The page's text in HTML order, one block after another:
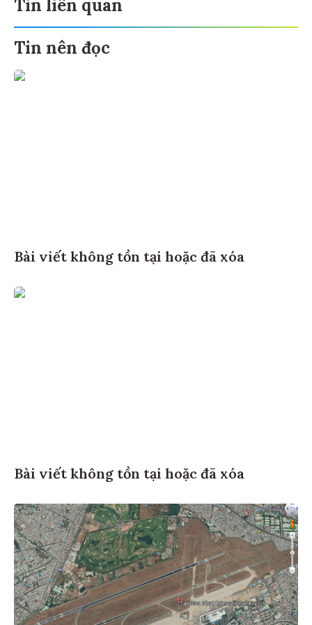
Tin nên đọc
Bài viết không tồn tại hoặc đã xóa
Bài viết không tồn tại hoặc đã xóa